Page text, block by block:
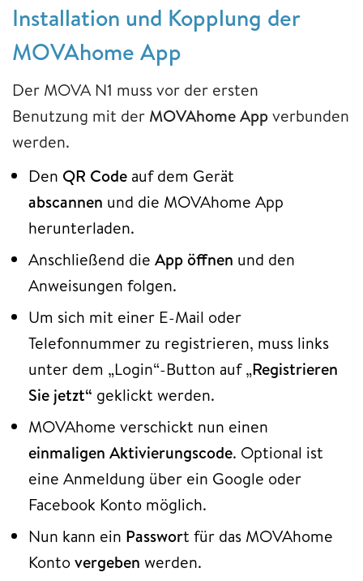
Installation und Kopplung der
MOVAhome App
Der MOVA N1 muss vor der ersten
Benutzung mit der MOVAhome Appverbunden
werden.
Den QR Code auf dem Gerät
abscannen und die MOVAhome App
herunterladen.
Anschließend die App öffnen und den
Anweisungen folgen.
Um sich mit einer E-Mail oder
Telefonnummer zu registrieren, muss links
unter dem „Login“-Button auf „Registrieren
Sie jetzt“ geklickt werden.
MOVAhome verschickt nun einen
einmaligen Aktivierungscode. Optional ist
eine Anmeldung über ein Google oder
Facebook Konto möglich.
Nun kann ein Passwort für das MOVAhome
Kontovergeben werden.